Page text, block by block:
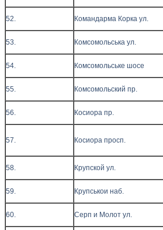
52. Командарма Корка ул.
53. Комсомольська ул.
54. Комсомольське шосе
55. Комсомольский пр.
56. Косиора пр.
57. Косиора просп.
58. Крупской ул.
59. Крупськои наб.
60. Серп и Молот ул.